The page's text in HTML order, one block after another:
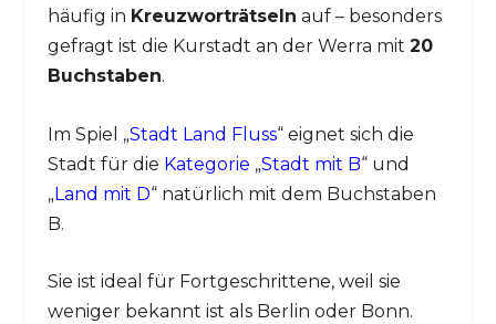
häufig in Kreuzworträtseln auf – besonders
gefragt ist die Kurstadt an der Werra mit 20
Buchstaben.
Im Spiel „Stadt Land Fluss“ eignet sich die
Stadt für die Kategorie „Stadt mit B“ und
„Land mit D“ natürlich mit dem Buchstaben
B.
Sie ist ideal für Fortgeschrittene, weil sie
weniger bekannt ist als Berlin oder Bonn.